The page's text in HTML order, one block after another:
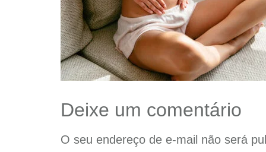
Deixe um comentário
O seu endereço de e-mail não será